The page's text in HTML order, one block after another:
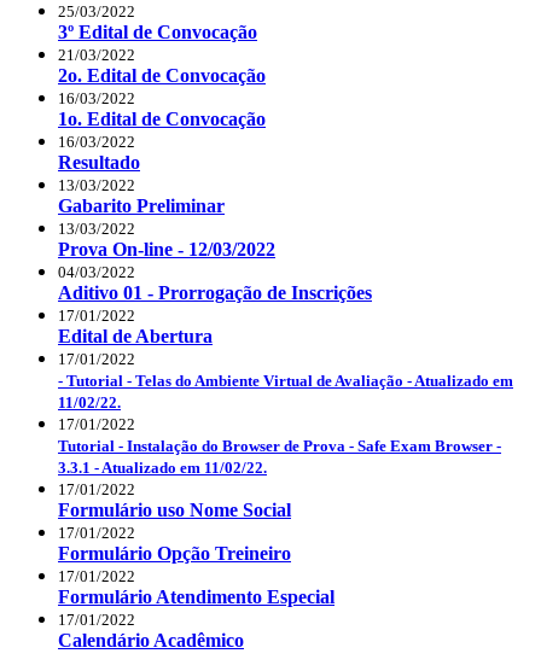
25/03/2022
3º Edital de Convocação
21/03/2022
2o. Edital de Convocação
16/03/2022
1o. Edital de Convocação
16/03/2022
Resultado
13/03/2022
Gabarito Preliminar
13/03/2022
Prova On-line - 12/03/2022
04/03/2022
Aditivo 01 - Prorrogação de Inscrições
17/01/2022
Edital de Abertura
17/01/2022
- Tutorial - Telas do Ambiente Virtual de Avaliação - Atualizado em
11/02/22.
17/01/2022
Tutorial - Instalação do Browser de Prova - Safe Exam Browser -
3.3.1 - Atualizado em 11/02/22.
17/01/2022
Formulário uso Nome Social
17/01/2022
Formulário Opção Treineiro
17/01/2022
Formulário Atendimento Especial
17/01/2022
Calendário Acadêmico